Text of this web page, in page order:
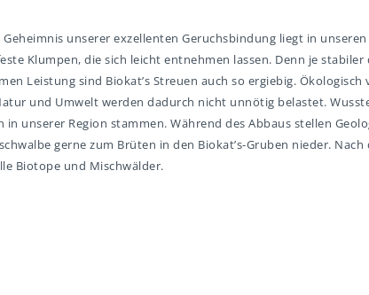
unserer exzellenten Geruchsbindung liegt in
Klumpen, die sich leicht entnehmen lassen. Denn je
Leistung sind Biokat’s Streuen auch so ergiebig.
und Umwelt werden dadurch nicht unnötig belastet.
unserer Region stammen. Während des Abbaus stellen
gerne zum Brüten in den Biokat’s-Gruben nieder.
Biotope und Mischwälder.